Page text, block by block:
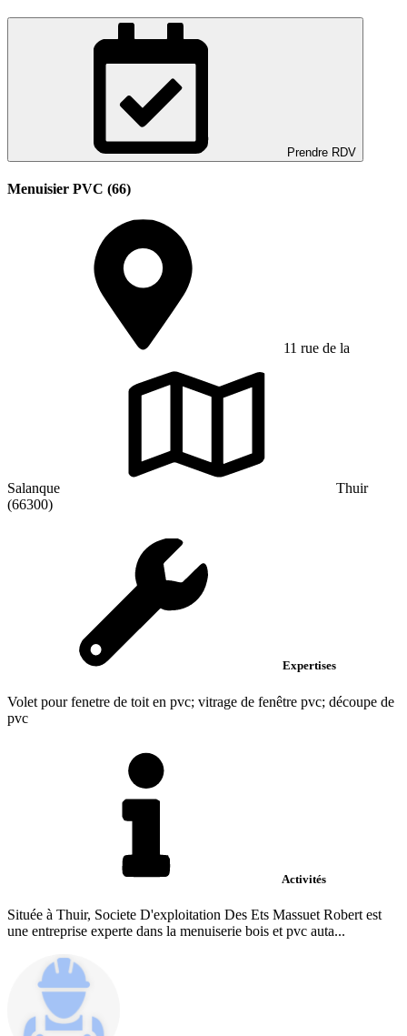
Prendre RDV
Menuisier PVC (66)
11 rue de la
Salanque
Thuir
(66300)
Expertises
Volet pour fenetre de toit en pvc; vitrage de fenêtre pvc; découpe de
pvc
Activités
Située à Thuir, Societe D'exploitation Des Ets Massuet Robert est
une entreprise experte dans la menuiserie bois et pvc auta...